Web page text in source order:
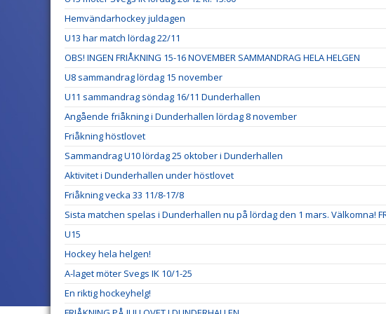
Hemvändarhockey juldagen
U13 har match lördag 22/11
OBS! INGEN FRIÅKNING 15-16 NOVEMBER SAMMANDRAG HELA HELGEN
U8 sammandrag lördag 15 november
U11 sammandrag söndag 16/11 Dunderhallen
Angående friåkning i Dunderhallen lördag 8 november
Friåkning höstlovet
Sammandrag U10 lördag 25 oktober i Dunderhallen
Aktivitet i Dunderhallen under höstlovet
Friåkning vecka 33 11/8-17/8
Sista matchen spelas i Dunderhallen nu på lördag den 1 mars. Välkomna!
U15
Hockey hela helgen!
A-laget möter Svegs IK 10/1-25
En riktig hockeyhelg!